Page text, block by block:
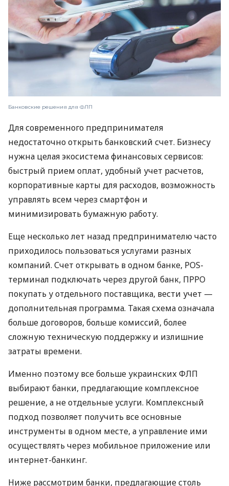
Банковские решения для ФЛП
Для современного предпринимателя
недостаточно открыть банковский счет. Бизнесу
нужна целая экосистема финансовых сервисов:
быстрый прием оплат, удобный учет расчетов,
корпоративные карты для расходов, возможность
управлять всем через смартфон и
минимизировать бумажную работу.
Еще несколько лет назад предпринимателю часто
приходилось пользоваться услугами разных
компаний. Счет открывать в одном банке, POS-
терминал подключать через другой банк, ПРРО
покупать у отдельного поставщика, вести учет —
дополнительная программа. Такая схема означала
больше договоров, больше комиссий, более
сложную техническую поддержку и излишние
затраты времени.
Именно поэтому все больше украинских ФЛП
выбирают банки, предлагающие комплексное
решение, а не отдельные услуги. Комплексный
подход позволяет получить все основные
инструменты в одном месте, а управление ими
осуществлять через мобильное приложение или
интернет-банкинг.
Ниже рассмотрим банки, предлагающие столь